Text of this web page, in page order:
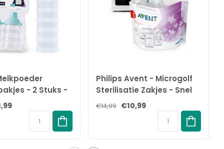
- 2 Stuks -
Toren met
- BPA-vrij -
Philips Avent - Microgolf
Sterilisatie Zakjes - Snel
Steriliseren - 5 stuks
€14,99 €10,99